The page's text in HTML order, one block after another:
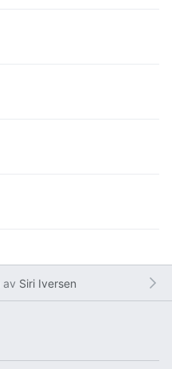
av Siri Iversen